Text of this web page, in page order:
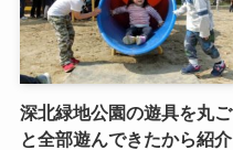
深北緑地公園の遊具を丸ご
と全部遊んできたから紹介